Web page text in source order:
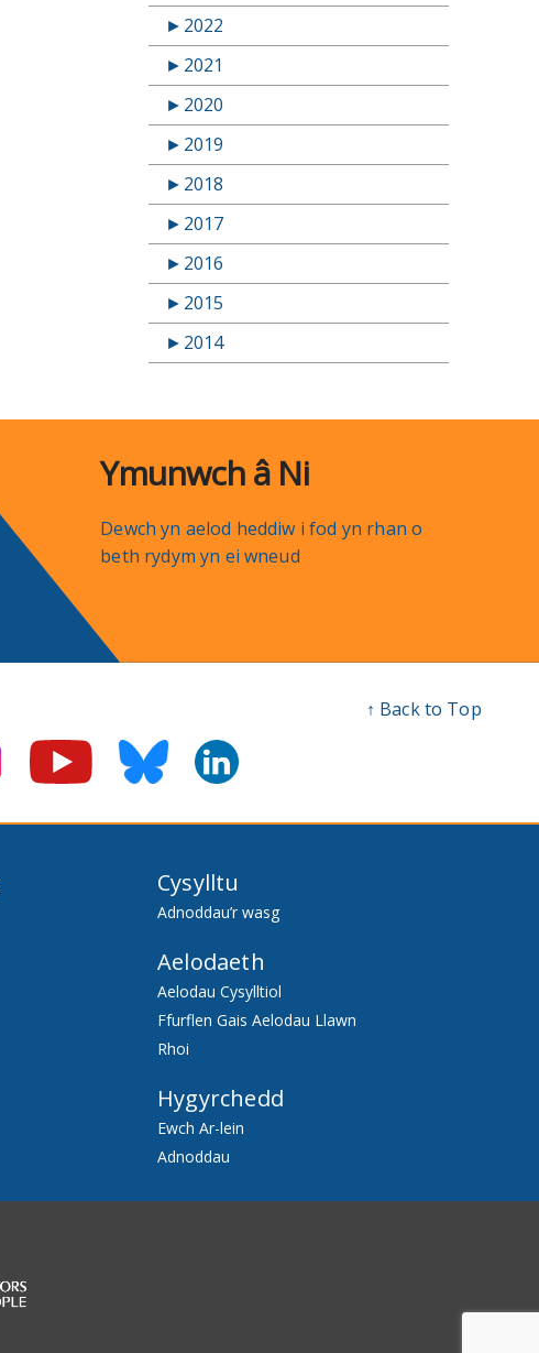
► 2022
► 2021
► 2020
► 2019
► 2018
► 2017
► 2016
► 2015
► 2014
Ymunwch â Ni
Dewch yn aelod heddiw i fod yn rhan o
beth rydym yn ei wneud
↑ Back to Top
Cysylltu
Adnoddau’r wasg
Aelodaeth
Aelodau Cysylltiol
Ffurflen Gais Aelodau Llawn
Rhoi
Hygyrchedd
Ewch Ar-lein
Adnoddau